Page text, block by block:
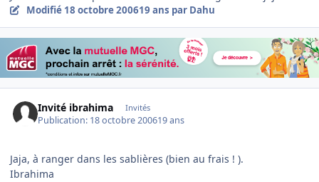
Modifié 18 octobre 200619 ans par Dahu
Invité ibrahima Invités
Publication: 18 octobre 200619 ans
Jaja, à ranger dans les sablières (bien au frais ! ).
Ibrahima